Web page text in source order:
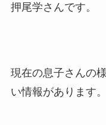
押尾学さんです。
現在の息子さんの
い情報があります。